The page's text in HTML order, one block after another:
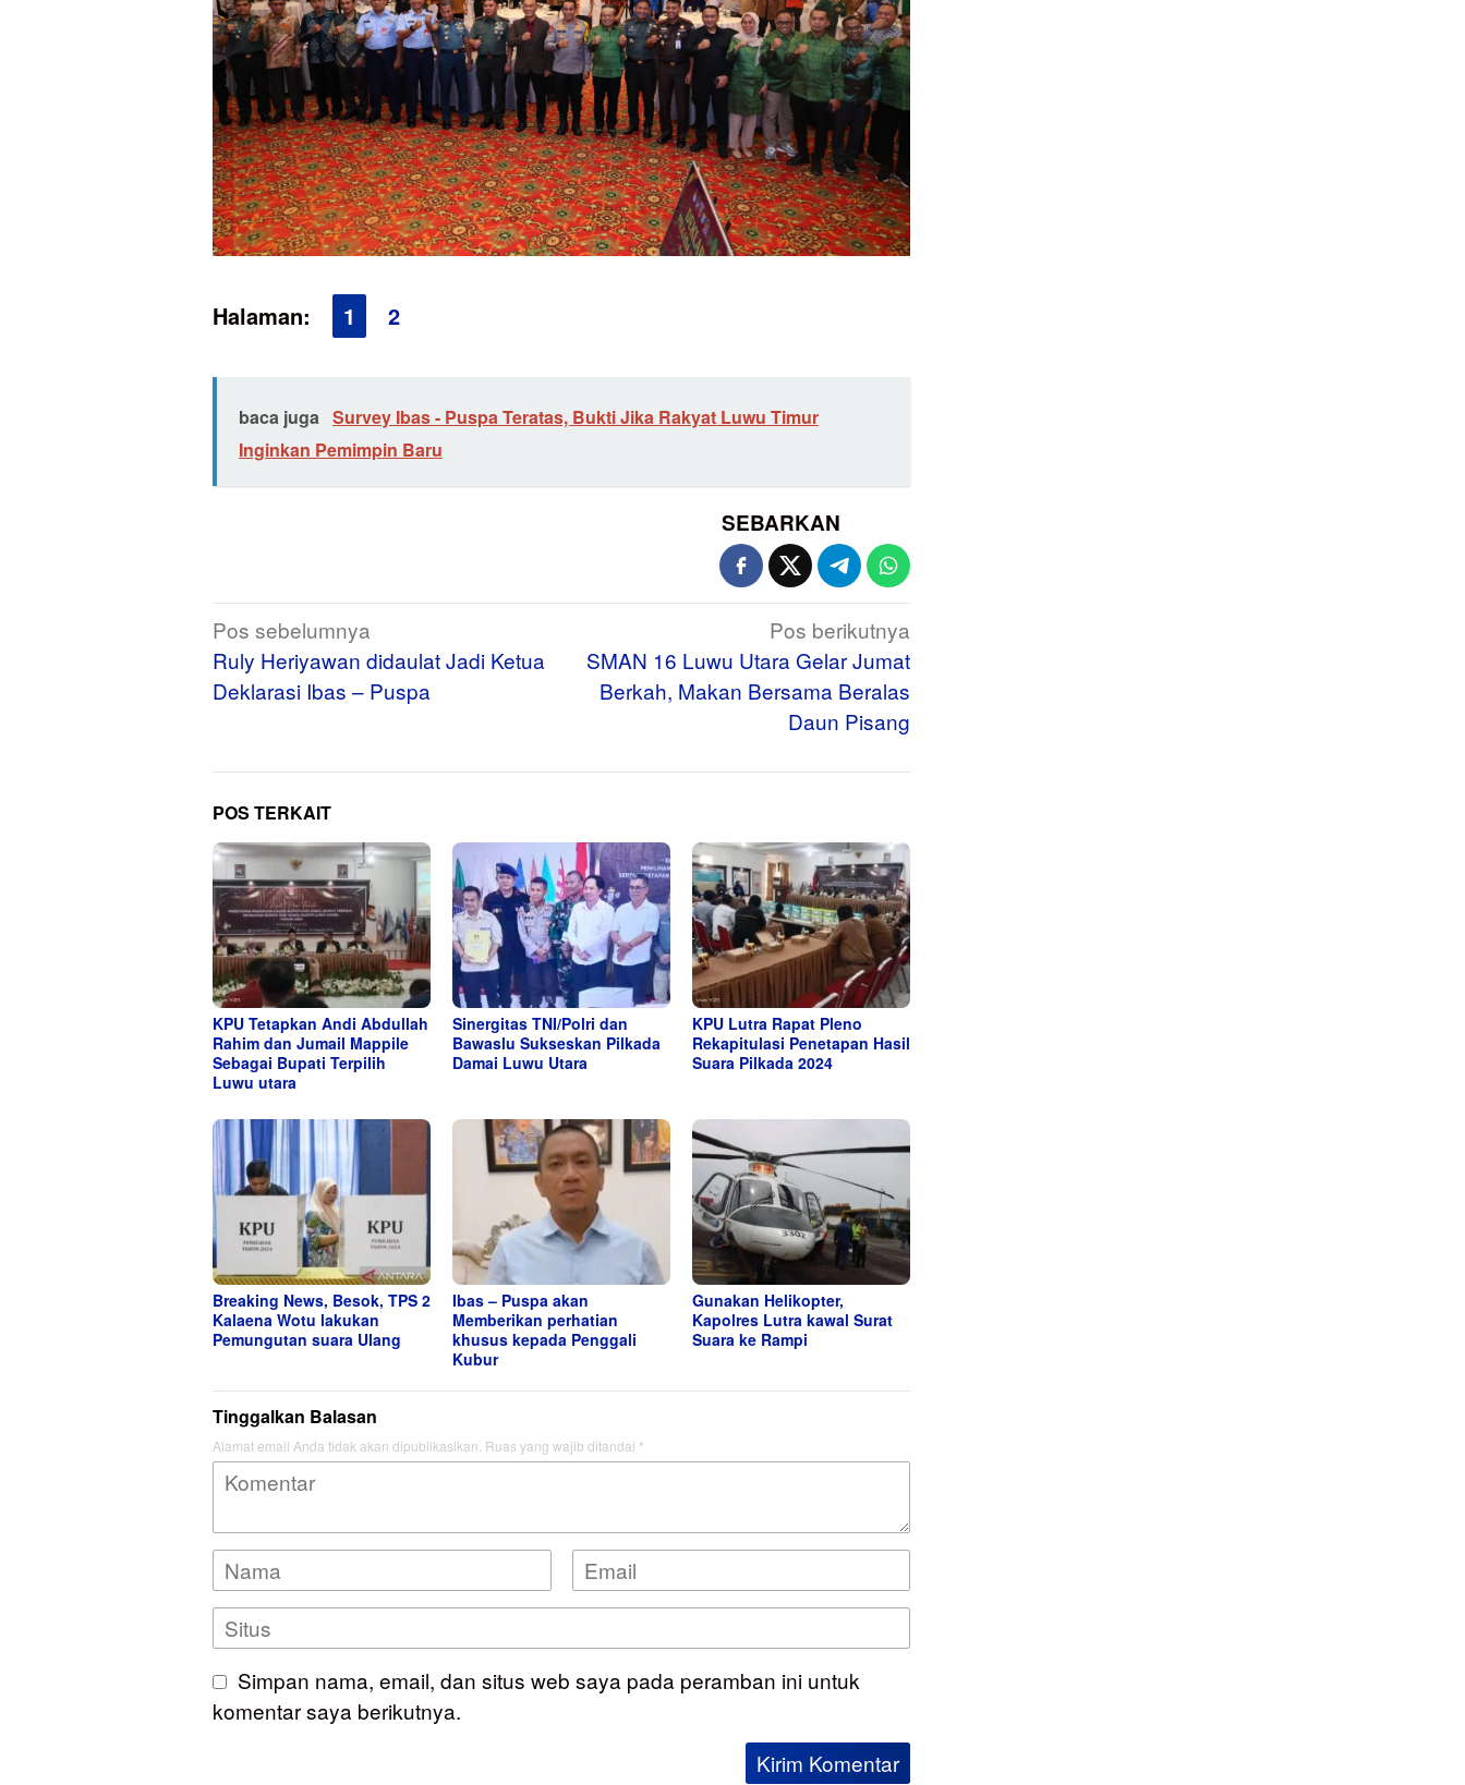
Halaman: 1 2
baca juga Survey Ibas - Puspa Teratas, Bukti Jika Rakyat Luwu Timur
Inginkan Pemimpin Baru
SEBARKAN
Navigasi
pos
Pos sebelumnya
Ruly Heriyawan didaulat Jadi Ketua
Deklarasi Ibas – Puspa
Pos berikutnya
SMAN 16 Luwu Utara Gelar Jumat
Berkah, Makan Bersama Beralas
Daun Pisang
POS TERKAIT
KPU Tetapkan Andi Abdullah
Rahim dan Jumail Mappile
Sebagai Bupati Terpilih
Luwu utara
Sinergitas TNI/Polri dan
Bawaslu Sukseskan Pilkada
Damai Luwu Utara
KPU Lutra Rapat Pleno
Rekapitulasi Penetapan Hasil
Suara Pilkada 2024
Breaking News, Besok, TPS 2
Kalaena Wotu lakukan
Pemungutan suara Ulang
Ibas – Puspa akan
Memberikan perhatian
khusus kepada Penggali
Kubur
Gunakan Helikopter,
Kapolres Lutra kawal Surat
Suara ke Rampi
Tinggalkan Balasan
Alamat email Anda tidak akan dipublikasikan. Ruas yang wajib ditandai *
Simpan nama, email, dan situs web saya pada peramban ini untuk
komentar saya berikutnya.